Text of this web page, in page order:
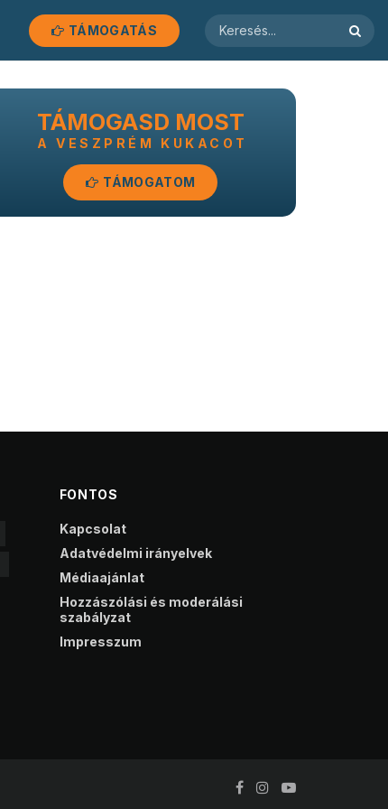
TÁMOGATÁS
TÁMOGASD MOST
A VESZPRÉM KUKACOT
TÁMOGATOM
FONTOS
Kapcsolat
Adatvédelmi irányelvek
Médiaajánlat
Hozzászólási és moderálási
szabályzat
Impresszum